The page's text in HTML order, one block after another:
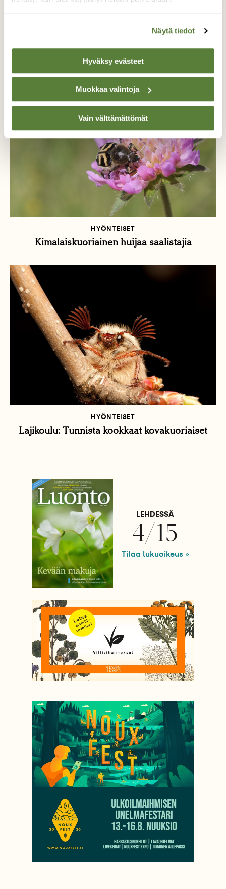
Näytä tiedot
Hyväksy evästeet
Muokkaa valintoja
Vain välttämättömät
HYÖNTEISET
Kimalaiskuoriainen huijaa saalistajia
HYÖNTEISET
Lajikoulu: Tunnista kookkaat kovakuoriaiset
LEHDESSÄ
4/15
Tilaa lukuoikeus »